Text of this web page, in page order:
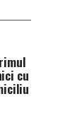
cu